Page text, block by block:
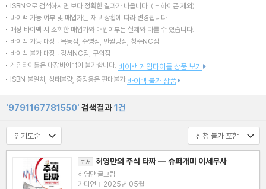
ISBN으로 검색하시면 보다 정확한 결과가 나옵니다. ( - 하이픈 제외)
바이백 가능 여부 및 매입가는 재고 상황에 따라 변경됩니다.
매장 바이백 시 조회한 매입가와 매입여부는 실제와 다를 수 있습니다.
바이백 가능 매장 : 목동점, 수영점, 반월당점, 청주NC점
바이백 불가 매장 : 강서NC점, 구의점
게임타이틀은 매장바이백이 불가합니다. 바이백 게임타이틀 상품 보기
ISBN 불일치, 상태불량, 증정용은 판매불가 바이백 불가 상품
'9791167781550' 검색결과1건
도서 허영만의 주식 타짜 ― 슈퍼개미 이세무사
허영만 글그림
가디언 | 2025년 05월